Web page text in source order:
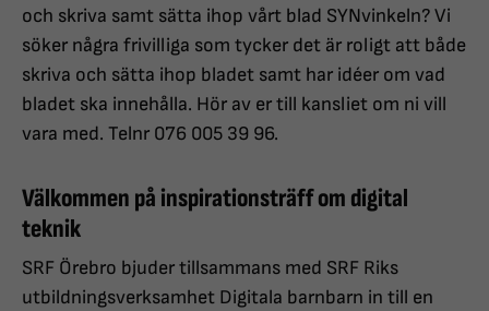
och skriva samt sätta ihop vårt blad SYNvinkeln? Vi
söker några frivilliga som tycker det är roligt att både
skriva och sätta ihop bladet samt har idéer om vad
bladet ska innehålla. Hör av er till kansliet om ni vill
vara med. Telnr 076 005 39 96.
Välkommen på inspirationsträff om digital
teknik
SRF Örebro bjuder tillsammans med SRF Riks
utbildningsverksamhet Digitala barnbarn in till en